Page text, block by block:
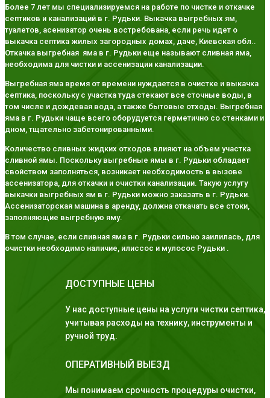
Более 7 лет мы специализируемся на работе по чистке и откачке
септиков и канализаций в г. Рудьки. Выкачка выгребных ям,
туалетов, асенизатор очень востребована, если речь идет о
выкачка септика жилых загородных домах, даче, Киевская обл..
Откачка выгребная яма в г. Рудьки еще называют сливная яма,
необходима для чистки и ассенизации канализации.
Выгребная яма время от времени нуждается в очистке и выкачка
септика, поскольку с участка туда стекают все сточные воды, в
том числе и дождевая вода, а также бытовые отходы. Выгребная
яма в г. Рудьки чаще всего оборудуется герметично со стенками и
дном, тщательно забетонированными.
Количество сливных жидких отходов влияют на объем участка
сливной ямы. Поскольку выгребные ямы в г. Рудьки обладает
свойством заполняться, возникает необходимость в вызове
ассенизатора, для откачки и очистки канализации. Такую услугу
выкачки выгребных ям в г. Рудьки можно заказать в г. Рудьки.
Ассенизаторская машина в аренду, должна откачать все стоки,
заполняющие выгребную яму.
В том случае, если сливная яма в г. Рудьки сильно заилилась, для
очистки необходимо наличие, илиссос и мулосос Рудьки .
ДОСТУПНЫЕ ЦЕНЫ
У нас доступные цены на услуги чистки септика,
учитывая расходы на технику, инструменты и
ручной труд.
ОПЕРАТИВНЫЙ ВЫЕЗД
Мы понимаем срочность процедуры очистки,